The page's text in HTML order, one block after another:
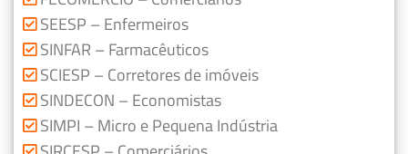
SEESP – Enfermeiros
SINFAR – Farmacêuticos
SCIESP – Corretores de imóveis
SINDECON – Economistas
SIMPI – Micro e Pequena Indústria